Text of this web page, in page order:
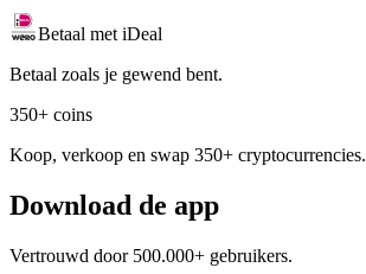
Betaal met iDeal
Betaal zoals je gewend bent.
350+ coins
Koop, verkoop en swap 350+ cryptocurrencies.
Download de app
Vertrouwd door 500.000+ gebruikers.